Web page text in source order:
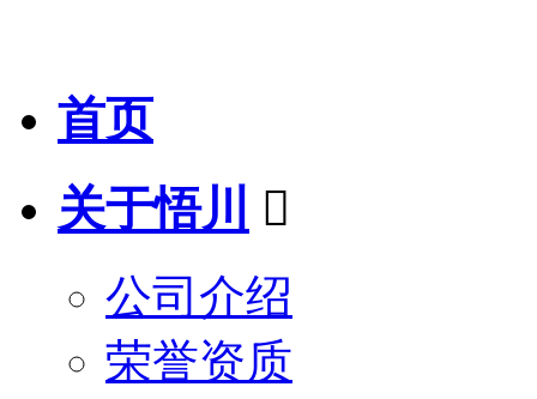
首页
关于悟川

公司介绍
荣誉资质